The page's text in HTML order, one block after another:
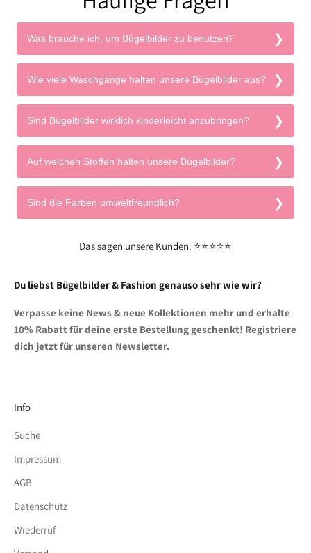
Was brauche ich, um Bügelbilder zu benutzen?
Wie viele Waschgänge halten unsere Bügelbilder aus?
Sind Bügelbilder wirklich kinderleicht anzubringen?
Auf welchen Stoffen halten unsere Bügelbilder?
Sind die Farben umweltfreundlich?
Das sagen unsere Kunden: ⭐⭐⭐⭐⭐
Du liebst Bügelbilder & Fashion genauso sehr wie wir?
Verpasse keine News & neue Kollektionen mehr und erhalte
10% Rabatt für deine erste Bestellung geschenkt! Registriere
dich jetzt für unseren Newsletter.
Info
Suche
Impressum
AGB
Datenschutz
Wiederruf